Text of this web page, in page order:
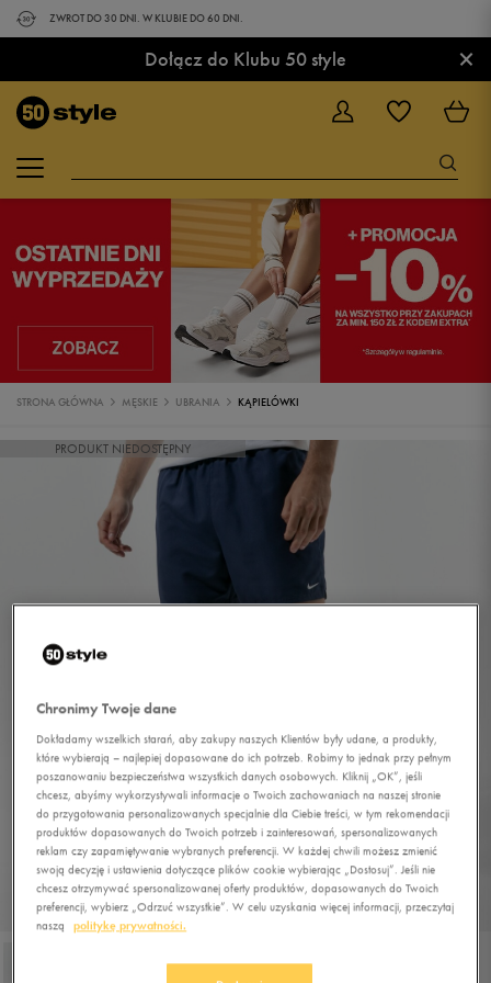
ZWROT DO 30 DNI. W KLUBIE DO 60 DNI.
Dołącz do Klubu 50 style ×
STRONA GŁÓWNA MĘSKIE UBRANIA KĄPIELÓWKI
PRODUKT NIEDOSTĘPNY
1/4
Chronimy Twoje dane
Dokładamy wszelkich starań, aby zakupy naszych Klientów były udane, a produkty,
które wybierają – najlepiej dopasowane do ich potrzeb. Robimy to jednak przy pełnym
poszanowaniu bezpieczeństwa wszystkich danych osobowych. Kliknij „OK”, jeśli
chcesz, abyśmy wykorzystywali informacje o Twoich zachowaniach na naszej stronie
do przygotowania personalizowanych specjalnie dla Ciebie treści, w tym rekomendacji
produktów dopasowanych do Twoich potrzeb i zainteresowań, spersonalizowanych
reklam czy zapamiętywanie wybranych preferencji. W każdej chwili możesz zmienić
swoją decyzję i ustawienia dotyczące plików cookie wybierając „Dostosuj”. Jeśli nie
chcesz otrzymywać spersonalizowanej oferty produktów, dopasowanych do Twoich
preferencji, wybierz „Odrzuć wszystkie”. W celu uzyskania więcej informacji, przeczytaj
naszą
politykę prywatności.